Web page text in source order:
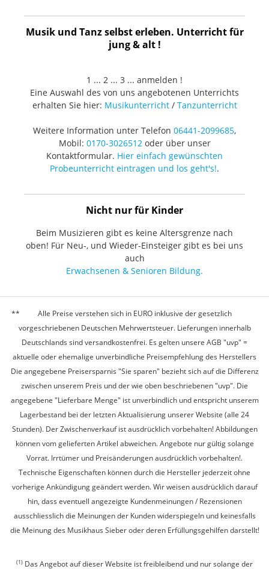
Musik und Tanz selbst erleben. Unterricht für
jung & alt !
1 ... 2 ... 3 ... anmelden !
Eine Auswahl des von uns angebotenen Unterrichts
erhalten Sie hier: Musikunterricht/ Tanzunterricht
Weitere Information unter Telefon 06441-2099685,
Mobil: 0170-3026512oder über unser
Kontaktformular. Hier einfach gewünschten
Probeunterricht eintragen und los geht's!.
Nicht nur für Kinder
Beim Musizieren gibt es keine Altersgrenze nach
oben! Für Neu-, und Wieder-Einsteiger gibt es bei uns
auch
Erwachsenen & Senioren Bildung.
Alle Preise verstehen sich in EURO inklusive der gesetzlich
vorgeschriebenen Deutschen Mehrwertsteuer. Lieferungen innerhalb
Deutschlands sind versandkostenfrei. Es gelten unsere AGB "uvp" =
aktuelle oder ehemalige unverbindliche Preisempfehlung des Herstellers
Die angegebene Preisersparnis "Sie sparen" bezieht sich auf die Differenz
zwischen unserem Preis und der wie oben beschriebenen "uvp". Die
angegebene "Lieferbare Menge" ist unverbindlich und entspricht unserem
Lagerbestand bei der letzten Aktualisierung unserer Website (alle 24
Stunden). Der Zwischenverkauf ist ausdrücklich vorbehalten! Abbildungen
können vom gelieferten Artikel abweichen. Angebote nur gültig solange
Vorrat. Irrtümer und Preisänderungen ausdrücklich vorbehalten!.
Technische Eigenschaften können durch die Hersteller jederzeit ohne
vorherige Ankündigung geändert werden. Wir weisen ausdrücklich darauf
hin, dass eventuell angezeigte Kundenmeinungen / Rezensionen
ausschliesslich die Meinungen der Kunden widerspiegeln und keinesfalls
die Meinung des Musikhaus Sieber oder deren Erfüllungsgehilfen darstellt!
(1) Das Angebot auf dieser Website ist freibleibend und nur solange der